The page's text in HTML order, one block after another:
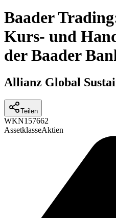
Baader
Kurs- und
der Baader
Allianz Global
Teilen
WKN157662
AssetklasseAktien